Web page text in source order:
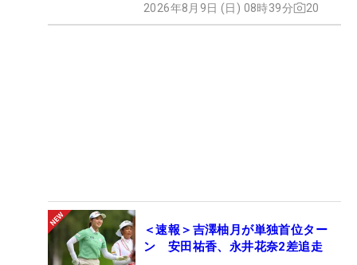
2026年8月9日 (日) 08時39分 20
＜速報＞吉澤柚月が単独首位ター
ン 安田祐香、永井花奈2差追走